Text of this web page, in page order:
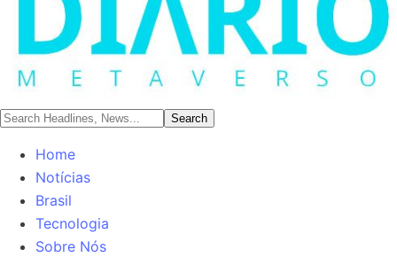
Home
Notícias
Brasil
Tecnologia
Sobre Nós